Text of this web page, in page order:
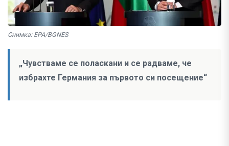
Снимка: EPA/BGNES
„Чувстваме се поласкани и се радваме, че
избрахте Германия за първото си посещение“